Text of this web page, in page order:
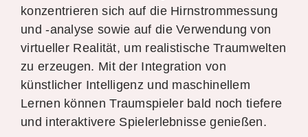
konzentrieren sich auf die Hirnstrommessung
und -analyse sowie auf die Verwendung von
virtueller Realität, um realistische Traumwelten
zu erzeugen. Mit der Integration von
künstlicher Intelligenz und maschinellem
Lernen können Traumspieler bald noch tiefere
und interaktivere Spielerlebnisse genießen.